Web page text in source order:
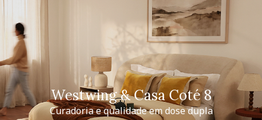
Westwing & Casa Coté 8
Curadoria e qualidade em dose dupla